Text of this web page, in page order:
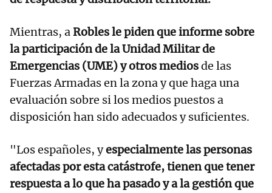
Mientras, aRobles le piden que informe sobre
la participación de la Unidad Militar de
Emergencias (UME) y otros mediosde las
Fuerzas Armadas en la zona y que haga una
evaluación sobre si los medios puestos a
disposición han sido adecuados y suficientes.
"Los españoles, yespecialmente las personas
afectadas por esta catástrofe, tienen que tener
respuesta a lo que ha pasado y a la gestión que